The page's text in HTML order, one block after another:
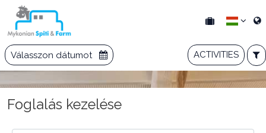
Válasszon dátumot ACTIVITIES
Foglalás kezelése